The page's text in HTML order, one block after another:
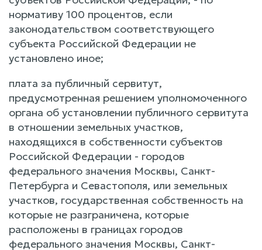
нормативу 100 процентов, если
законодательством соответствующего
субъекта Российской Федерации не
установлено иное;
плата за публичный сервитут,
предусмотренная решением уполномоченного
органа об установлении публичного сервитута
в отношении земельных участков,
находящихся в собственности субъектов
Российской Федерации - городов
федерального значения Москвы, Санкт-
Петербурга и Севастополя, или земельных
участков, государственная собственность на
которые не разграничена, которые
расположены в границах городов
федерального значения Москвы, Санкт-